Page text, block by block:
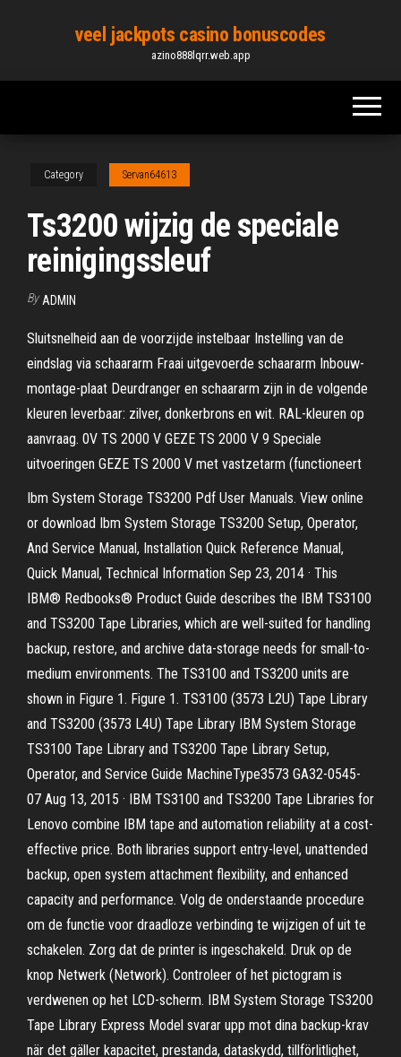
content
veel jackpots casino bonuscodes
azino888lqrr.web.app
Category Servan64613
Ts3200 wijzig de speciale
reinigingssleuf
By ADMIN
Sluitsnelheid aan de voorzijde instelbaar Instelling van de
eindslag via schaararm Fraai uitgevoerde schaararm Inbouw-
montage-plaat Deurdranger en schaararm zijn in de volgende
kleuren leverbaar: zilver, donkerbrons en wit. RAL-kleuren op
aanvraag. 0V TS 2000 V GEZE TS 2000 V 9 Speciale
uitvoeringen GEZE TS 2000 V met vastzetarm (functioneert
Ibm System Storage TS3200 Pdf User Manuals. View online
or download Ibm System Storage TS3200 Setup, Operator,
And Service Manual, Installation Quick Reference Manual,
Quick Manual, Technical Information Sep 23, 2014 · This
IBM® Redbooks® Product Guide describes the IBM TS3100
and TS3200 Tape Libraries, which are well-suited for handling
backup, restore, and archive data-storage needs for small-to-
medium environments. The TS3100 and TS3200 units are
shown in Figure 1. Figure 1. TS3100 (3573 L2U) Tape Library
and TS3200 (3573 L4U) Tape Library IBM System Storage
TS3100 Tape Library and TS3200 Tape Library Setup,
Operator, and Service Guide MachineType3573 GA32-0545-
07 Aug 13, 2015 · IBM TS3100 and TS3200 Tape Libraries for
Lenovo combine IBM tape and automation reliability at a cost-
effective price. Both libraries support entry-level, unattended
backup, open system attachment flexibility, and enhanced
capacity and performance. Volg de onderstaande procedure
om de functie voor draadloze verbinding te wijzigen of uit te
schakelen. Zorg dat de printer is ingeschakeld. Druk op de
knop Netwerk (Network). Controleer of het pictogram is
verdwenen op het LCD-scherm. IBM System Storage TS3200
Tape Library Express Model svarar upp mot dina backup-krav
när det gäller kapacitet, prestanda, dataskydd, tillförlitlighet,